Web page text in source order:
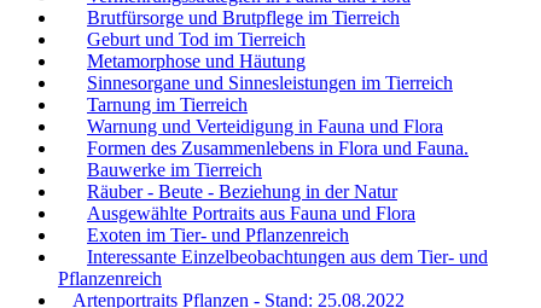
Brutfürsorge und Brutpflege im Tierreich
Geburt und Tod im Tierreich
Metamorphose und Häutung
Sinnesorgane und Sinnesleistungen im Tierreich
Tarnung im Tierreich
Warnung und Verteidigung in Fauna und Flora
Formen des Zusammenlebens in Flora und Fauna.
Bauwerke im Tierreich
Räuber - Beute - Beziehung in der Natur
Ausgewählte Portraits aus Fauna und Flora
Exoten im Tier- und Pflanzenreich
Interessante Einzelbeobachtungen aus dem Tier- und
Pflanzenreich
Artenportraits Pflanzen - Stand: 25.08.2022